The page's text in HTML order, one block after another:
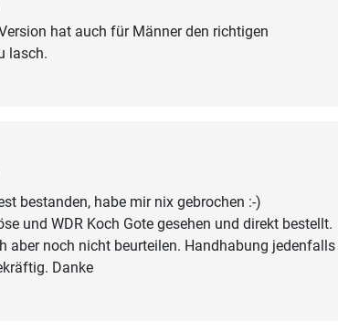
hat auch für Männer den richtigen
lasch.
bestanden, habe mir nix gebrochen :-)
und WDR Koch Gote gesehen und direkt bestellt.
aber noch nicht beurteilen. Handhabung jedenfalls
Danke